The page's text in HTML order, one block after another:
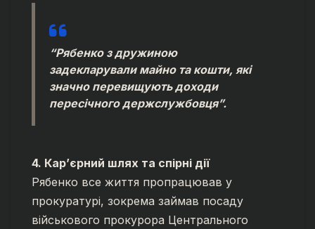
“Рябенко з дружиною
задекларували майно та кошти, які
значно перевищують доходи
пересічного держслужбовця”.
4. Кар’єрний шлях та спірні дії
Рябенко все життя пропрацював у
прокуратурі, зокрема займав посаду
військового прокурора Центрального